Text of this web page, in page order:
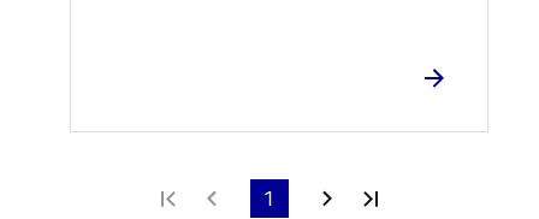
Première page
Page précédente
1 Page suivante